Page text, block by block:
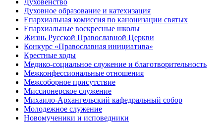
Духовное образование и катехизация
Епархиальная комиссия по канонизации святых
Епархиальные воскресные школы
Жизнь Русской Православной Церкви
Конкурс «Православная инициатива»
Крестные ходы
Медико-социальное служение и благотворительность
Межконфессиональные отношения
Межсоборное присутствие
Миссионерское служение
Михаило-Архангельский кафедральный собор
Молодежное служение
Новомученики и исповедники